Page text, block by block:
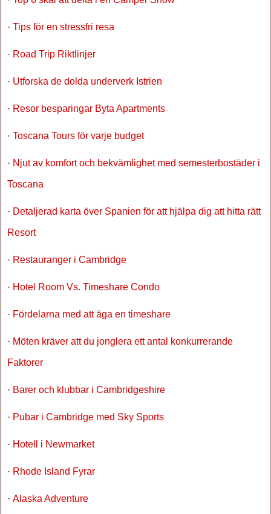
· Tips för en stressfri resa
· Road Trip Riktlinjer
· Utforska de dolda underverk Istrien
· Resor besparingar Byta Apartments
· Toscana Tours för varje budget
· Njut av komfort och bekvämlighet med semesterbostäder i
Toscana
· Detaljerad karta över Spanien för att hjälpa dig att hitta rätt
Resort
· Restauranger i Cambridge
· Hotel Room Vs. Timeshare Condo
· Fördelarna med att äga en timeshare
· Möten kräver att du jonglera ett antal konkurrerande
Faktorer
· Barer och klubbar i Cambridgeshire
· Pubar i Cambridge med Sky Sports
· Hotell i Newmarket
· Rhode Island Fyrar
· Alaska Adventure